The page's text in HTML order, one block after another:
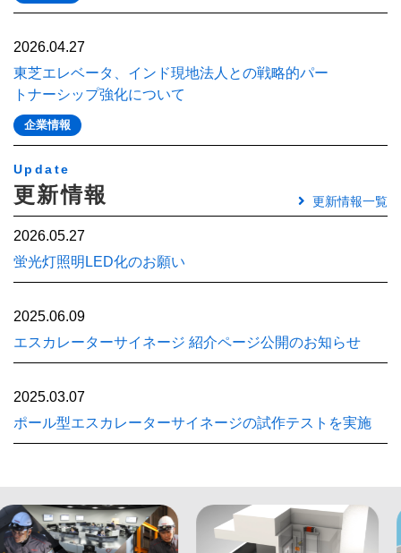
2026.04.27
東芝エレベータ、インド現地法人との戦略的パー
トナーシップ強化について
企業情報
Update
更新情報 更新情報一覧
2026.05.27
蛍光灯照明LED化のお願い
2025.06.09
エスカレーターサイネージ 紹介ページ公開のお知らせ
2025.03.07
ポール型エスカレーターサイネージの試作テストを実施